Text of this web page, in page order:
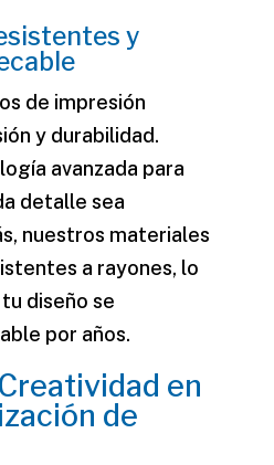
y
de impresión
y durabilidad.
avanzada para
detalle sea
nuestros materiales
a rayones, lo
diseño se
por años.
en
de